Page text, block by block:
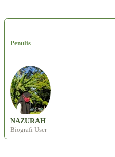
Penulis
NAZURAH
Biografi User